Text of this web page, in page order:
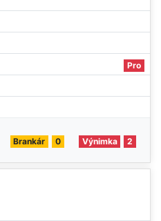
Pro
Brankár 0 Výnimka 2